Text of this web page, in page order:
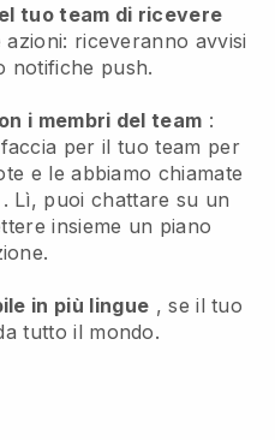
tuo team di ricevere
azioni: riceveranno avvisi
notifiche push.
i membri del team :
per il tuo team per
e le abbiamo chiamate
. Lì, puoi chattare su un
insieme un piano
in più lingue , se il tuo
tutto il mondo.